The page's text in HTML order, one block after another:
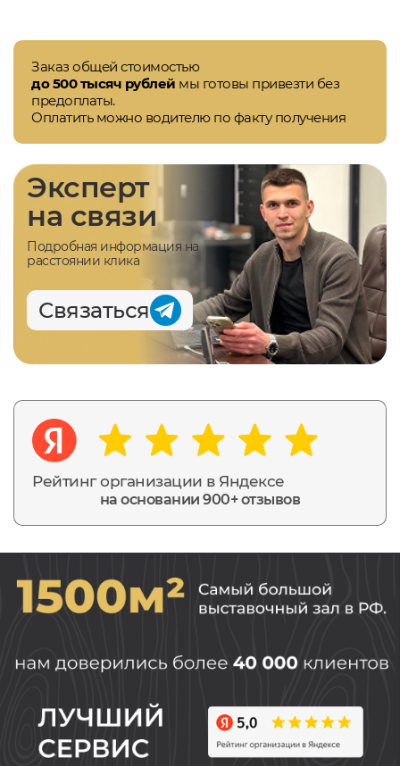
Заказ общей стоимостью
до 500 тысяч рублей мы готовы привезти без
предоплаты.
Оплатить можно водителю по факту получения
Рейтинг организации в Яндексе
на основании 900+ отзывов
Эксперт
на связи
Подробная информация на
расстоянии клика
Связаться